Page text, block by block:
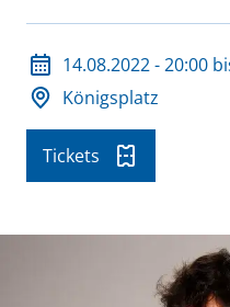
Datum und
14.08.2022 - 20:00
Königsplatz
Tickets